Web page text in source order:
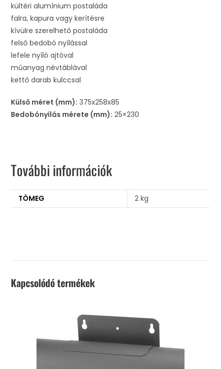
kültéri alumínium postaláda
falra, kapura vagy kerítésre
kívülre szerelhető postaláda
felső bedobó nyílással
lefele nyíló ajtóval
műanyag névtáblával
kettő darab kulccsal
Külső méret (mm): 375x258x85
Bedobónyílás mérete (mm): 25×230
További információk
TÖMEG 2 kg
Kapcsolódó termékek